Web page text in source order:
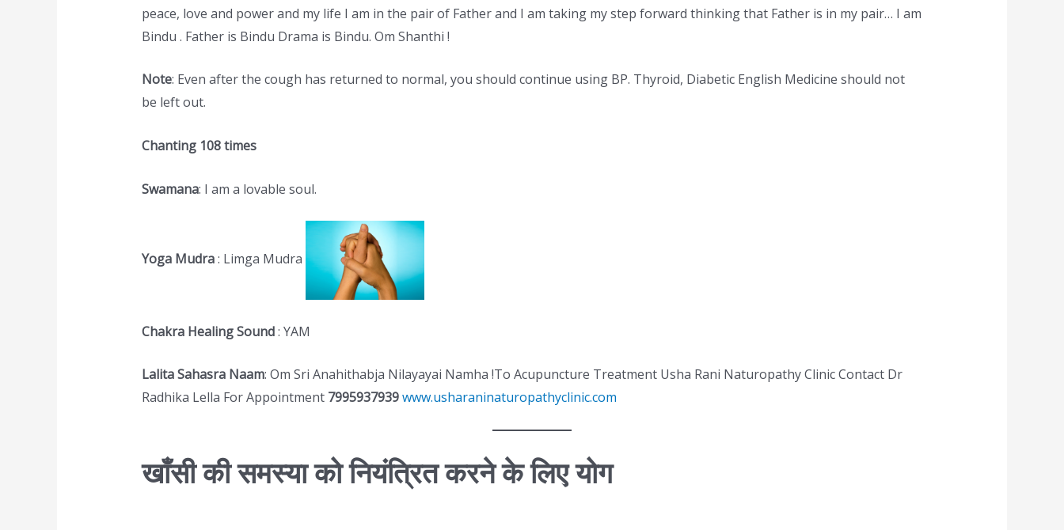
peace, love and power and my life I am in the pair of Father and I am taking my step forward thinking that Father is in my pair… I am
Bindu . Father is Bindu Drama is Bindu. Om Shanthi !
Note: Even after the cough has returned to normal, you should continue using BP. Thyroid, Diabetic English Medicine should not
be left out.
Chanting 108 times
Swamana: I am a lovable soul.
Yoga Mudra: Limga Mudra
Chakra Healing Sound: YAM
Lalita Sahasra Naam: Om Sri Anahithabja Nilayayai Namha !To Acupuncture Treatment Usha Rani Naturopathy Clinic Contact Dr
Radhika Lella For Appointment 7995937939www.usharaninaturopathyclinic.com
खाँसी की समस्या को नियंत्रित करने के लिए योग